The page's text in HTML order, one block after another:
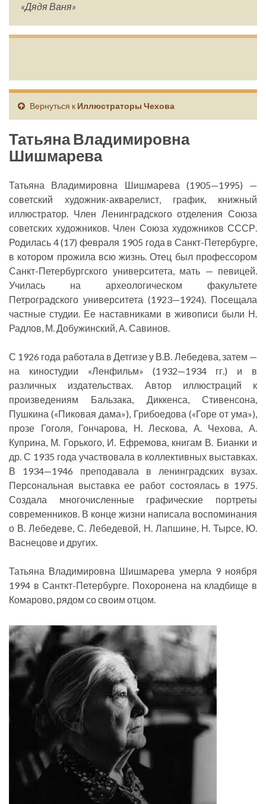
«Дядя Ваня»
Вернуться к Иллюстраторы Чехова
Татьяна Владимировна
Шишмарева
Татьяна Владимировна Шишмарева (1905—1995) —
советский художник-акварелист, график, книжный
иллюстратор. Член Ленинградского отделения Союза
советских художников. Член Союза художников СССР.
Родилась 4 (17) февраля 1905 года в Санкт-Петербурге,
в котором прожила всю жизнь. Отец был профессором
Санкт-Петербургского университета, мать — певицей.
Училась на археологическом факультете
Петроградского университета (1923—1924). Посещала
частные студии. Ее наставниками в живописи были Н.
Радлов, М. Добужинский, А. Савинов.
С 1926 года работала в Детгизе у В.В. Лебедева, затем —
на киностудии «Ленфильм» (1932—1934 гг.) и в
различных издательствах. Автор иллюстраций к
произведениям Бальзака, Диккенса, Стивенсона,
Пушкина («Пиковая дама»), Грибоедова («Горе от ума»),
прозе Гоголя, Гончарова, Н. Лескова, А. Чехова, А.
Куприна, М. Горького, И. Ефремова, книгам В. Бианки и
др. С 1935 года участвовала в коллективных выставках.
В 1934—1946 преподавала в ленинградских вузах.
Персональная выставка ее работ состоялась в 1975.
Создала многочисленные графические портреты
современников. В конце жизни написала воспоминания
о В. Лебедеве, С. Лебедевой, Н. Лапшине, Н. Тырсе, Ю.
Васнецове и других.
Татьяна Владимировна Шишмарева умерла 9 ноября
1994 в Санткт-Петербурге. Похоронена на кладбище в
Комарово, рядом со своим отцом.